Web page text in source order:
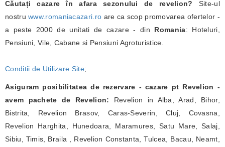
Căutați cazare în afara sezonului de revelion? Site-ul
nostruwww.romaniacazari.ro are ca scop promovarea ofertelor -
a peste 2000 de unitati de cazare - din Romania: Hoteluri,
Pensiuni, Vile, Cabane si Pensiuni Agroturistice.
Conditii de Utilizare Site;
Asiguram posibilitatea de rezervare - cazare pt Revelion -
avem pachete de Revelion: Revelion in Alba, Arad, Bihor,
Bistrita, Revelion Brasov, Caras-Severin, Cluj, Covasna,
Revelion Harghita, Hunedoara, Maramures, Satu Mare, Salaj,
Sibiu, Timis, Braila , Revelion Constanta, Tulcea, Bacau, Neamt,